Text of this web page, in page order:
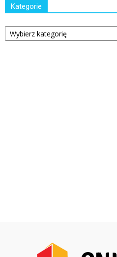
Kategorie
Kategorie